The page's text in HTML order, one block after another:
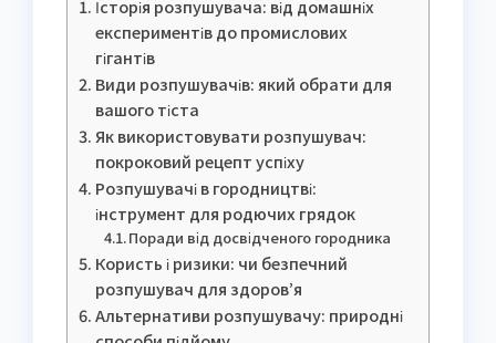
Історія розпушувача: від домашніх
експериментів до промислових
гігантів
Види розпушувачів: який обрати для
вашого тіста
Як використовувати розпушувач:
покроковий рецепт успіху
Розпушувачі в городництві:
інструмент для родючих грядок
Поради від досвідченого городника
Користь і ризики: чи безпечний
розпушувач для здоров’я
Альтернативи розпушувачу: природні